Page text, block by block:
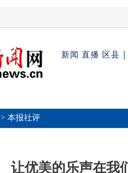
新闻 直播 区县 ｜
> 本报社评
让优美的乐声在我